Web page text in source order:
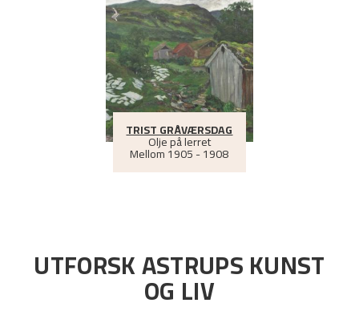
TRIST GRÅVÆRSDAG
Olje på lerret
Mellom1905 - 1908
UTFORSK ASTRUPS KUNST
OG LIV